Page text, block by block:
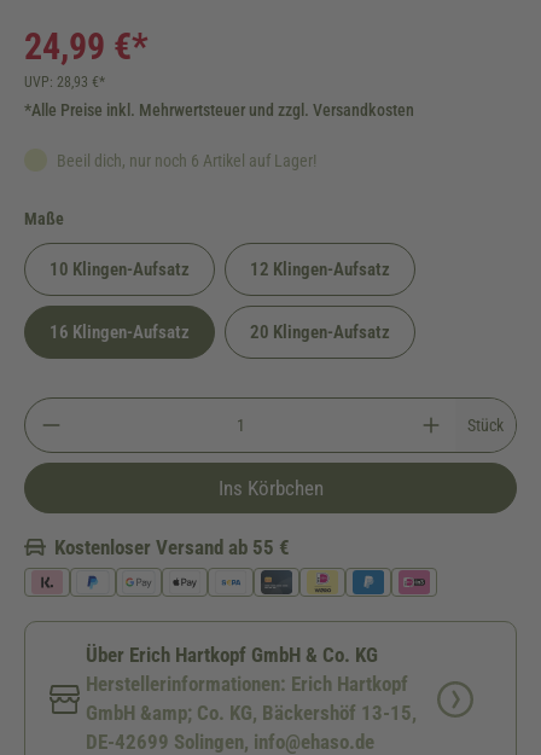
24,99 €*
UVP: 28,93 €*
*Alle Preise inkl. Mehrwertsteuer und zzgl. Versandkosten
Beeil dich, nur noch 6 Artikel auf Lager!
Maße
10 Klingen-Aufsatz 12 Klingen-Aufsatz
16 Klingen-Aufsatz 20 Klingen-Aufsatz
Stück
Ins Körbchen
Kostenloser Versand ab 55 €
Über Erich Hartkopf GmbH & Co. KG
Herstellerinformationen: Erich Hartkopf
GmbH &amp; Co. KG, Bäckershöf 13-15,
DE-42699 Solingen, info@ehaso.de